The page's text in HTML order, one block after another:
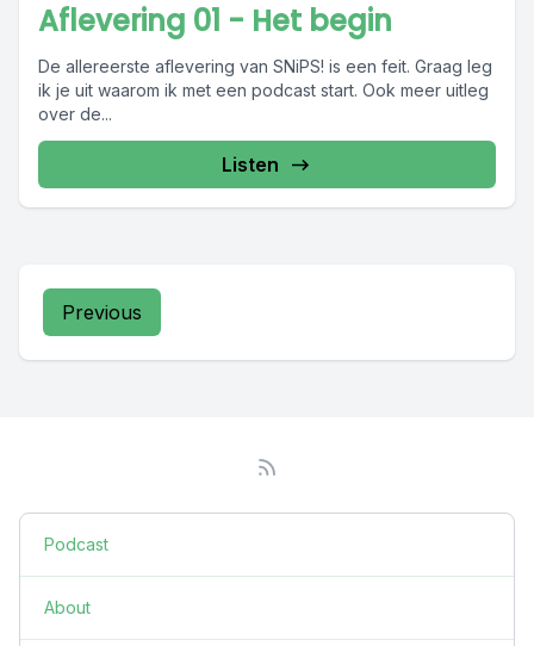
Aflevering 01 - Het begin
De allereerste aflevering van SNiPS! is een feit. Graag leg
ik je uit waarom ik met een podcast start. Ook meer uitleg
over de...
Listen
Previous
Podcast
About